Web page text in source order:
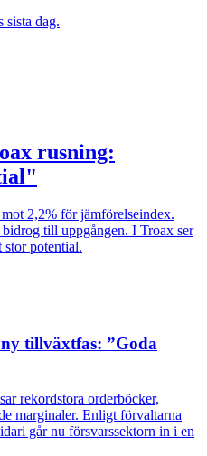
sista dag.
rusning:
2,2% för jämförelseindex.
till uppgången. I Troax ser
potential.
tillväxtfas: ”Goda
rekordstora orderböcker,
marginaler. Enligt förvaltarna
går nu försvarssektorn in i en